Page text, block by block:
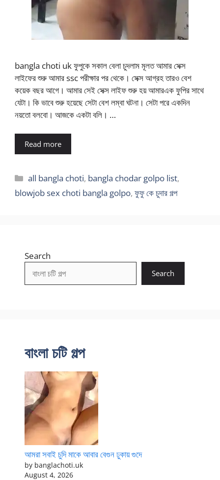
bangla choti uk ফুপুকে সকাল বেলা চুদলাম মূলত আমার সেক্স
লাইফের শুরু আমার ssc পরীক্ষার পর থেকে। সেক্স আগ্রহ তারও বেশ
কয়েক বছর আগে। আমার সেই সেক্স লাইফ শুরু হয় আমারএক ফুপির সাথে
যেটা। কি ভাবে শুরু হয়েছে সেটা বেশ লম্বা ঘটনা। সেটা পরে একদিন
নয়তো বলবো। আজকে একটা বলি। …
Read more
Categories
all bangla choti, bangla chodar golpo list,
blowjob sex choti bangla golpo, ফুফু কে চুদার গল্প
Search
Search
বাংলা চটি গল্প
আমরা সবাই চুদি মাকে আবার বেগুন ঢুকায় গুদে
by banglachoti.uk
August 4, 2026